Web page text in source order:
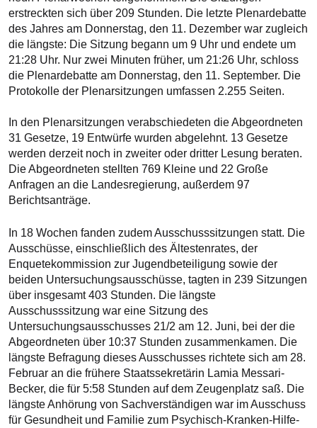
erstreckten sich über 209 Stunden. Die letzte Plenardebatte
des Jahres am Donnerstag, den 11. Dezember war zugleich
die längste: Die Sitzung begann um 9 Uhr und endete um
21:28 Uhr. Nur zwei Minuten früher, um 21:26 Uhr, schloss
die Plenardebatte am Donnerstag, den 11. September. Die
Protokolle der Plenarsitzungen umfassen 2.255 Seiten.
In den Plenarsitzungen verabschiedeten die Abgeordneten
31 Gesetze, 19 Entwürfe wurden abgelehnt. 13 Gesetze
werden derzeit noch in zweiter oder dritter Lesung beraten.
Die Abgeordneten stellten 769 Kleine und 22 Große
Anfragen an die Landesregierung, außerdem 97
Berichtsanträge.
In 18 Wochen fanden zudem Ausschusssitzungen statt. Die
Ausschüsse, einschließlich des Ältestenrates, der
Enquetekommission zur Jugendbeteiligung sowie der
beiden Untersuchungsausschüsse, tagten in 239 Sitzungen
über insgesamt 403 Stunden. Die längste
Ausschusssitzung war eine Sitzung des
Untersuchungsausschusses 21/2 am 12. Juni, bei der die
Abgeordneten über 10:37 Stunden zusammenkamen. Die
längste Befragung dieses Ausschusses richtete sich am 28.
Februar an die frühere Staatssekretärin Lamia Messari-
Becker, die für 5:58 Stunden auf dem Zeugenplatz saß. Die
längste Anhörung von Sachverständigen war im Ausschuss
für Gesundheit und Familie zum Psychisch-Kranken-Hilfe-